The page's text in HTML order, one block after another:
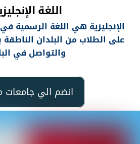
اللغة
الإنجليزية هي اللغة الرسمية
على الطلاب من البلدان الناطقة
والتواصل في
انضم الي جامعات